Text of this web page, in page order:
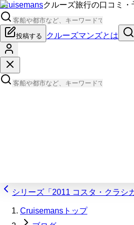
Cruisemansクルーズ旅行の口コミ・
投稿する クルーズマンズとは
シリーズ「2011 コスタ・クラシ
Cruisemansトップ